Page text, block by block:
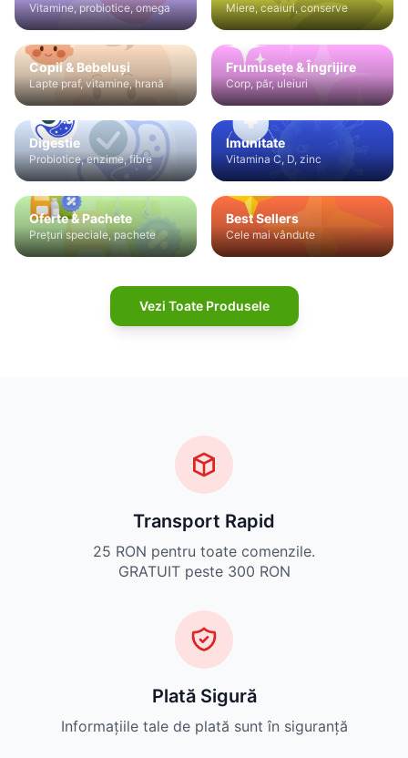
Vitamine, probiotice, omega Miere, ceaiuri, conserve
Copii & Bebeluși
Lapte praf, vitamine, hrană
Frumusețe & Îngrijire
Corp, păr, uleiuri
Digestie
Probiotice, enzime, fibre
Imunitate
Vitamina C, D, zinc
Oferte & Pachete
Prețuri speciale, pachete
Best Sellers
Cele mai vândute
Vezi Toate Produsele
Transport Rapid
25 RON pentru toate comenzile.
GRATUIT peste 300 RON
Plată Sigură
Informațiile tale de plată sunt în siguranță